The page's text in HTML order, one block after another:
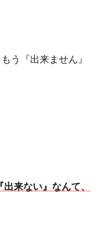
う『出来ません』
来ない』なんて、